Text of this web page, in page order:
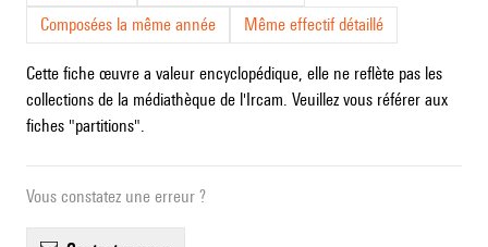
Composées la même année
Même effectif détaillé
Cette fiche œuvre a valeur encyclopédique, elle ne reflète pas les
collections de la médiathèque de l'Ircam. Veuillez vous référer aux
fiches "partitions".
Vous constatez une erreur ?